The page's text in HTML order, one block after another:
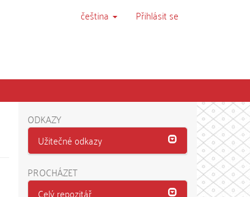
čeština Přihlásit se
ODKAZY
Užitečné odkazy
PROCHÁZET
Celý repozitář